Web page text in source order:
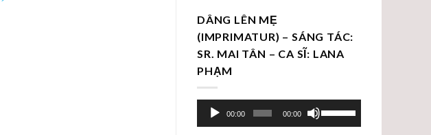
DÂNG LÊN MẸ
(IMPRIMATUR) – SÁNG TÁC:
SR. MAI TÂN – CA SĨ: LANA
PHẠM
Trình
chơi
00:00 00:00
dụng